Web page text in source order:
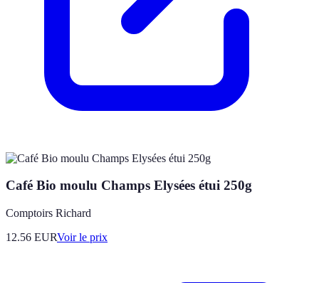
Café Bio moulu Champs Elysées étui 250g
Comptoirs Richard
12.56 EURVoir le prix